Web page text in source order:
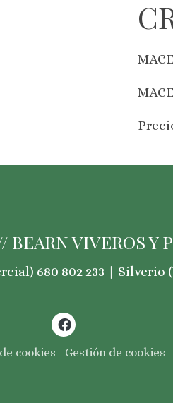
BEARN VIVEROS Y
680 802 233 | Silverio
cookies Gestión de cookies